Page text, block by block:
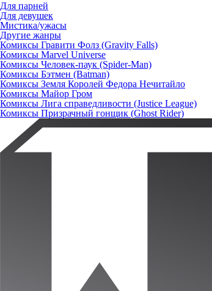
Для парней
Для девушек
Мистика/ужасы
Другие жанры
Комиксы Гравити Фолз (Gravity Falls)
Комиксы Marvel Universe
Комиксы Человек-паук (Spider-Man)
Комиксы Бэтмен (Batman)
Комиксы Земля Королей Федора Нечитайло
Комиксы Майор Гром
Комиксы Лига справедливости (Justice League)
Комиксы Призрачный гонщик (Ghost Rider)